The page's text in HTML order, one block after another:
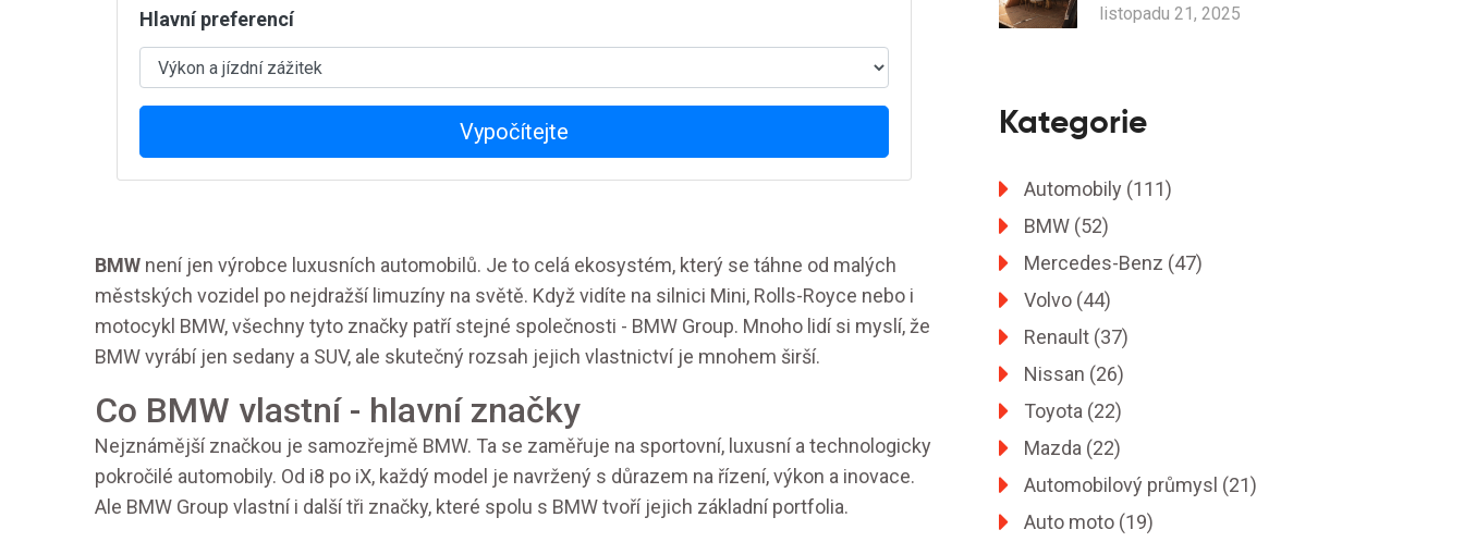
Hlavní preferencí
Vypočítejte
BMW není jen výrobce luxusních automobilů. Je to celá ekosystém, který se táhne od malých
městských vozidel po nejdražší limuzíny na světě. Když vidíte na silnici Mini, Rolls-Royce nebo i
motocykl BMW, všechny tyto značky patří stejné společnosti - BMW Group. Mnoho lidí si myslí, že
BMW vyrábí jen sedany a SUV, ale skutečný rozsah jejich vlastnictví je mnohem širší.
Co BMW vlastní - hlavní značky
Nejznámější značkou je samozřejmě BMW. Ta se zaměřuje na sportovní, luxusní a technologicky
pokročilé automobily. Od i8 po iX, každý model je navržený s důrazem na řízení, výkon a inovace.
Ale BMW Group vlastní i další tři značky, které spolu s BMW tvoří jejich základní portfolia.
listopadu 21, 2025
Kategorie
Automobily (111)
BMW (52)
Mercedes-Benz (47)
Volvo (44)
Renault (37)
Nissan (26)
Toyota (22)
Mazda (22)
Automobilový průmysl (21)
Auto moto (19)